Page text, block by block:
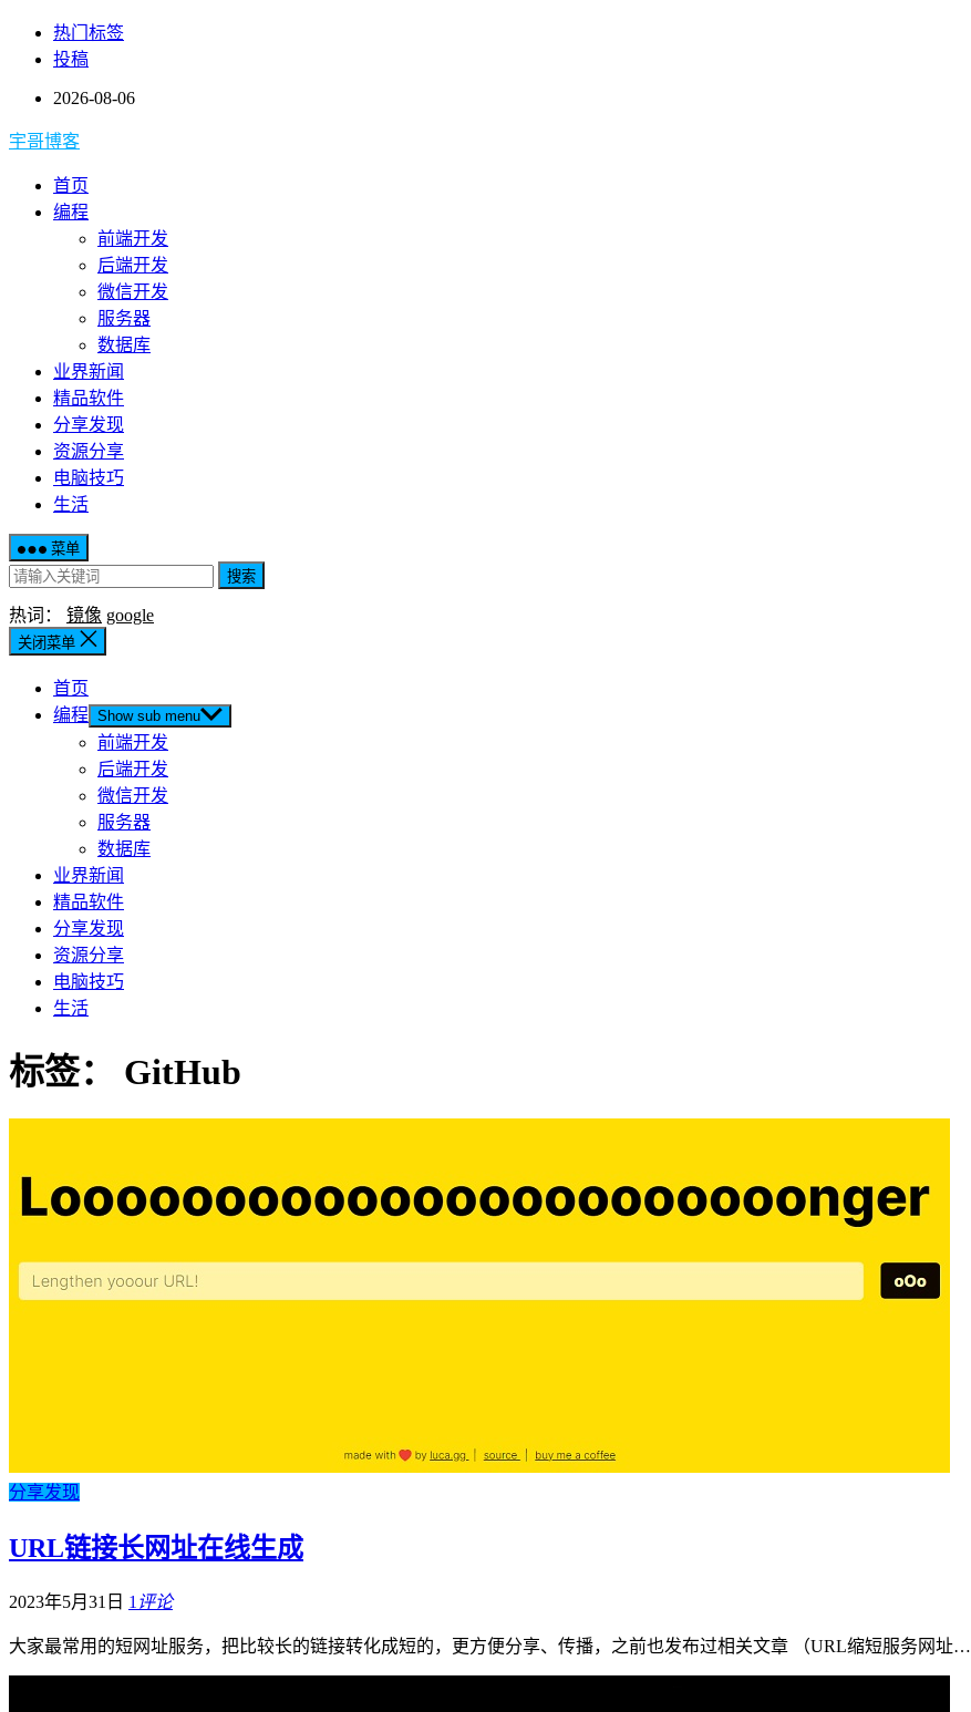
热门标签
投稿
2026-08-06
宇哥博客
首页
编程
前端开发
后端开发
微信开发
服务器
数据库
业界新闻
精品软件
分享发现
资源分享
电脑技巧
生活
菜单
搜索
热词： 镜像 google
关闭菜单
首页
编程 Show sub menu
前端开发
后端开发
微信开发
服务器
数据库
业界新闻
精品软件
分享发现
资源分享
电脑技巧
生活
标签： GitHub
分享发现
URL链接长网址在线生成
2023年5月31日 1 评论
大家最常用的短网址服务，把比较长的链接转化成短的，更方便分享、传播，之前也发布过相关文章 （URL缩短服务网址…